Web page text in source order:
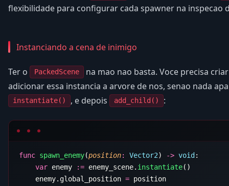
flexibilidade para configurar cada spawner na inspecao
Instanciando a cena de inimigo
Ter o PackedScene
na mao nao basta. Voce precisa
adicionar essa instancia a arvore de nos, senao nada
instantiate() , e depois add_child() :
func spawn_enemy(position: Vector2) -> void
    var
enemy := enemy_scene. instantiate
    enemy.global_position
=